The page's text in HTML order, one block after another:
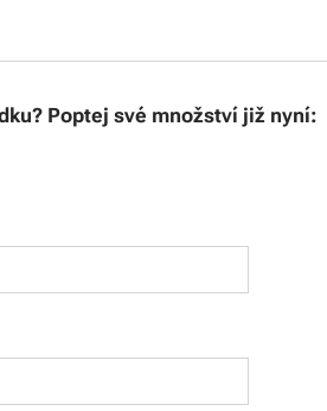
Poptej své množství již nyní: